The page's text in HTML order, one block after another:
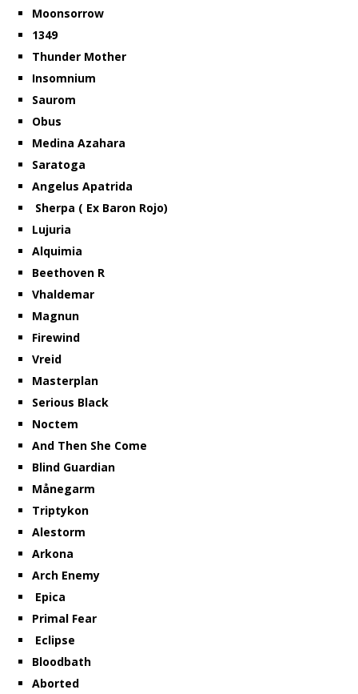
Moonsorrow
1349
Thunder Mother
Insomnium
Saurom
Obus
Medina Azahara
Saratoga
Angelus Apatrida
Sherpa ( Ex Baron Rojo)
Lujuria
Alquimia
Beethoven R
Vhaldemar
Magnun
Firewind
Vreid
Masterplan
Serious Black
Noctem
And Then She Come
Blind Guardian
Månegarm
Triptykon
Alestorm
Arkona
Arch Enemy
Epica
Primal Fear
Eclipse
Bloodbath
Aborted